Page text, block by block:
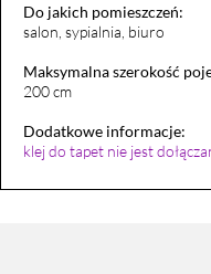
Do jakich pomieszczeń:
salon, sypialnia, biuro
Maksymalna szerokość
200 cm
Dodatkowe informacje:
klej do tapet nie jest